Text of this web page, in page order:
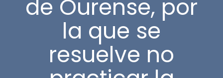
de Ourense, por
la que se
resuelve no